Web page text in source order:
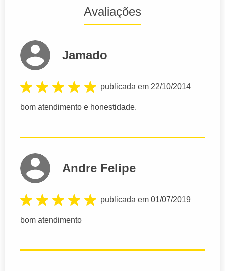
Avaliações
Jamado
publicada em 22/10/2014
bom atendimento e honestidade.
Andre Felipe
publicada em 01/07/2019
bom atendimento